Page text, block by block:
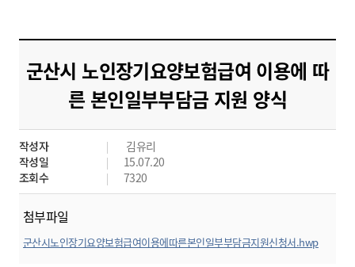
군산시 노인장기요양보험급여 이용에 따
른 본인일부부담금 지원 양식
작성자
김유리
작성일
15.07.20
조회수
7320
첨부파일
군산시노인장기요양보험급여이용에따른본인일부부담금지원신청서.hwp